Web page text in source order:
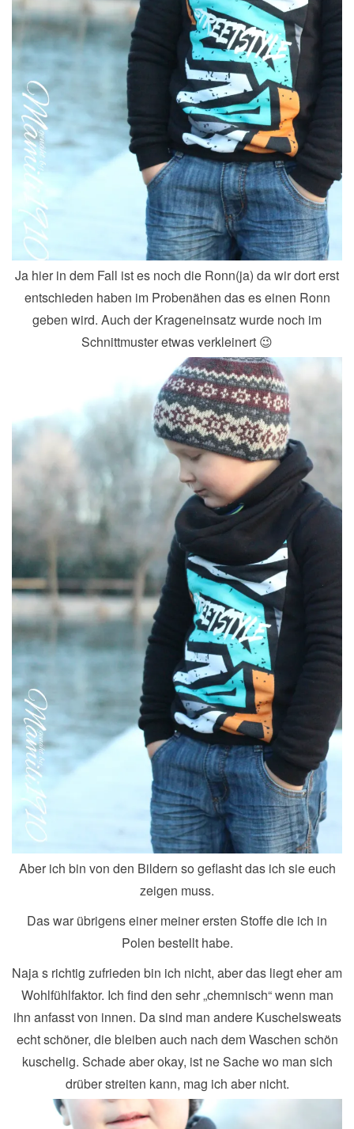
Ja hier in dem Fall ist es noch die Ronn(ja) da wir dort erst
entschieden haben im Probenähen das es einen Ronn
geben wird. Auch der Krageneinsatz wurde noch im
Schnittmuster etwas verkleinert 😉
Aber ich bin von den Bildern so geflasht das ich sie euch
zeigen muss.
Das war übrigens einer meiner ersten Stoffe die ich in
Polen bestellt habe.
Naja s richtig zufrieden bin ich nicht, aber das liegt eher am
Wohlfühlfaktor. Ich find den sehr „chemnisch“ wenn man
ihn anfasst von innen. Da sind man andere Kuschelsweats
echt schöner, die bleiben auch nach dem Waschen schön
kuschelig. Schade aber okay, ist ne Sache wo man sich
drüber streiten kann, mag ich aber nicht.